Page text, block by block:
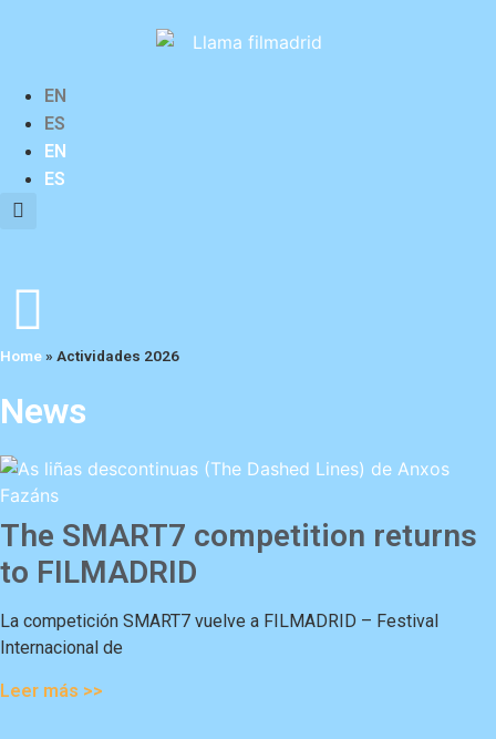
EN
ES
EN
ES
Home» Actividades 2026
News
The SMART7 competition returns
to FILMADRID
La competición SMART7 vuelve a FILMADRID – Festival
Internacional de
Leer más >>